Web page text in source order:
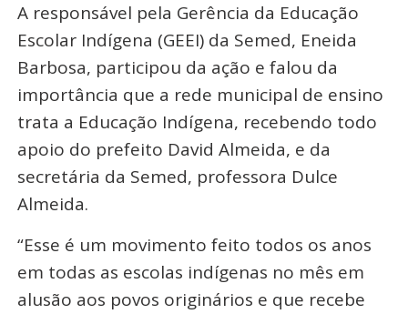
A responsável pela Gerência da Educação
Escolar Indígena (GEEI) da Semed, Eneida
Barbosa, participou da ação e falou da
importância que a rede municipal de ensino
trata a Educação Indígena, recebendo todo
apoio do prefeito David Almeida, e da
secretária da Semed, professora Dulce
Almeida.
“Esse é um movimento feito todos os anos
em todas as escolas indígenas no mês em
alusão aos povos originários e que recebe